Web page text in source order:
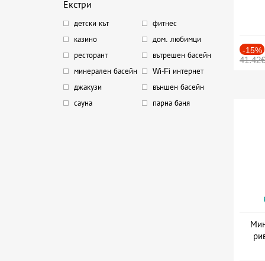
Екстри
детски кът
фитнес
казино
дом. любимци
ресторант
вътрешен басейн
минерален басейн
Wi-Fi интернет
джакузи
външен басейн
сауна
парна баня
-15%
41.42€